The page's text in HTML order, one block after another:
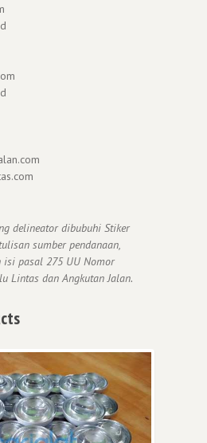
delineator dibubuhi Stiker
sumber pendanaan,
isi pasal 275 UU Nomor
Lintas dan Angkutan Jalan.